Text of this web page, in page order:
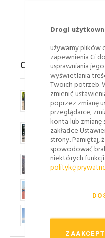
Drogi
używamy plików
zapewnienia Ci
usprawniania
wyświetlania
Twoich potrzeb.
zmienić
poprzez zmianę
przeglądarce,
konta lub
zakładce
strony. Pamiętaj,
spowodować
niektórych funkcji
politykę
Ostatnie posty
Oznakowanie
wyznaczają
Sierpień 05,
Jak ograniczniki
ogrodzenia?
Lipiec 23, 2026
Oznakowanie
Lipiec 08, 2026
Lipiec 06, 2026
Lipiec 03, 2026